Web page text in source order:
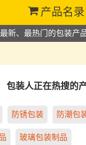
产品名录
最新、最热门的包装产
包装人正在热搜的
防锈包装 防潮包
玻璃包装制品